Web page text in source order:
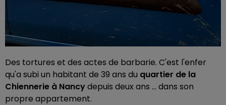
Des tortures et des actes de barbarie. C'est l'enfer
qu'a subi un habitant de 39 ans du quartier de la
Chiennerie à Nancydepuis deux ans ... dans son
propre appartement.